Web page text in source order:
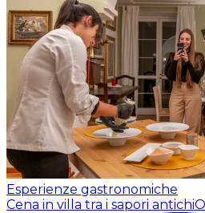
Esperienze gastronomiche
Cena in villa tra i sapori antichi